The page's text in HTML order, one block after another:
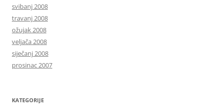
svibanj 2008
travanj 2008
ožujak 2008
veljača 2008
siječanj 2008
prosinac 2007
KATEGORIJE